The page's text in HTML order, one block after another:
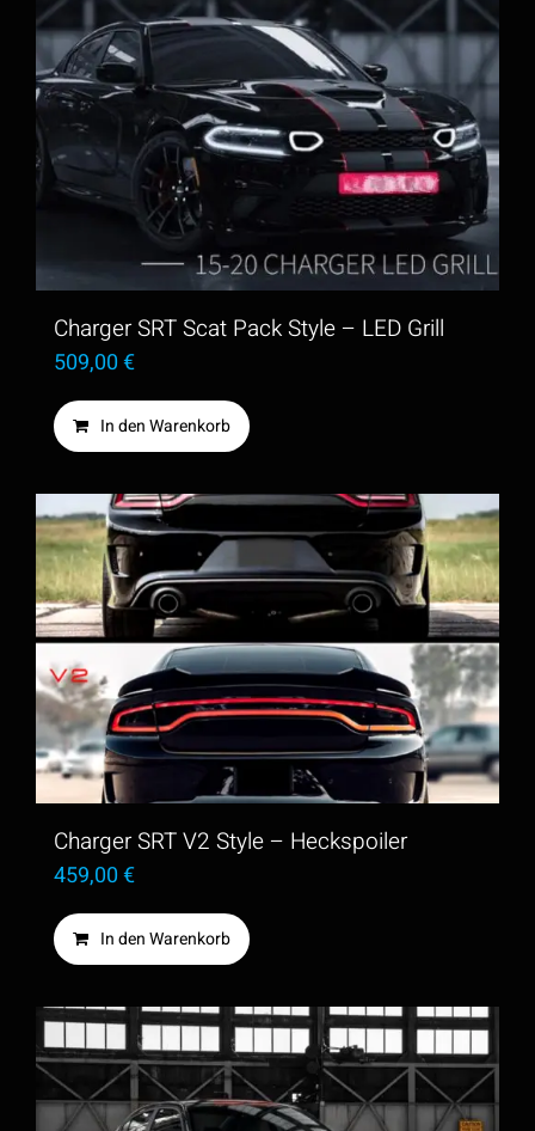
Charger SRT Scat Pack Style – LED Grill
509,00€
In den Warenkorb
Charger SRT V2 Style – Heckspoiler
459,00€
In den Warenkorb